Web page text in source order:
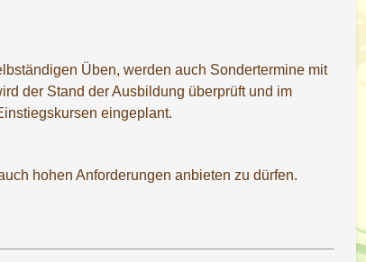
Üben, werden auch Sondertermine mit
der Stand der Ausbildung überprüft und im
eingeplant.
hohen Anforderungen anbieten zu dürfen.